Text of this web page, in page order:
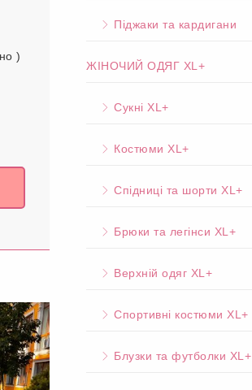
)
Піджаки та кардигани
ЖІНОЧИЙ ОДЯГ XL+
Сукні XL+
Костюми XL+
Спідниці та шорти XL+
Брюки та легінси XL+
Верхній одяг XL+
Спортивні костюми XL+
Блузки та футболки XL+